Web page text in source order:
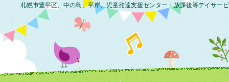
札幌市豊平区、中の島、平岸、児童発達支援センター・放課後等デイサー